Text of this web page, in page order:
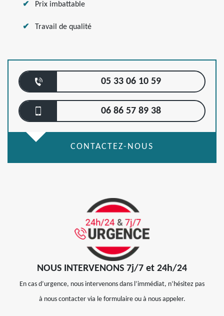
Prix imbattable
Travail de qualité
05 33 06 10 59
06 86 57 89 38
CONTACTEZ-NOUS
NOUS INTERVENONS 7j/7 et 24h/24
En cas d’urgence, nous intervenons dans l’immédiat, n’hésitez pas
à nous contacter via le formulaire ou à nous appeler.